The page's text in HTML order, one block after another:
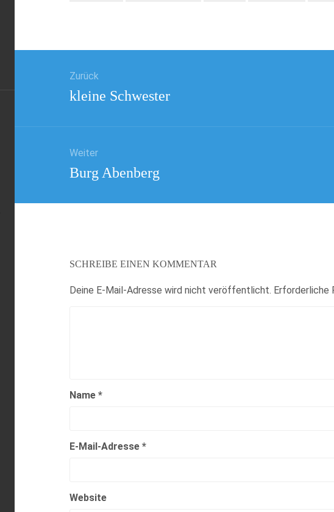
Zurück
Vorheriger
kleine Schwester
Weiter
Nächster
Beitrag:
Burg Abenberg
SCHREIBE EINEN KOMMENTAR
Deine E-Mail-Adresse wird nicht veröffentlicht. Erforderliche
Name *
E-Mail-Adresse *
Website